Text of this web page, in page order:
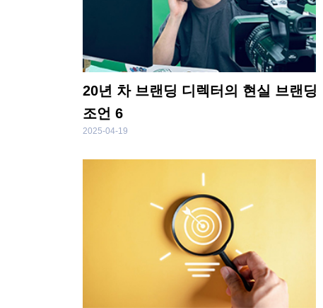
20년 차 브랜딩 디렉터의 현실 브랜딩
조언 6
2025-04-19